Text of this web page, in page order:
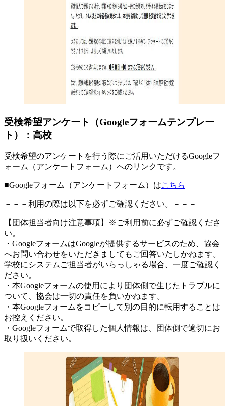
受検希望アンケート（Googleフォームテンプレー
ト）：高校
受検希望のアンケートを行う際にご活用いただけるGoogleフ
ォーム（アンケートフォーム）へのリンクです。
■Googleフォーム（アンケートフォーム）はこちら
－－－利用の際は以下を必ずご確認ください。－－－
【団体担当者向け注意事項】※ご利用前に必ずご確認くださ
い。
・GoogleフォームはGoogleが提供するサービスのため、協会
へお問い合わせをいただきましてもご回答いたしかねます。
学校にシステムご担当者がいらっしゃる場合、一度ご確認く
ださい。
・本Googleフォームの使用により団体側で生じたトラブルに
ついて、協会は一切の責任を負いかねます。
・本Googleフォームをコピーして別の目的に転用することは
お控えください。
・Googleフォームで取得した個人情報は、団体側で適切にお
取り扱いください。